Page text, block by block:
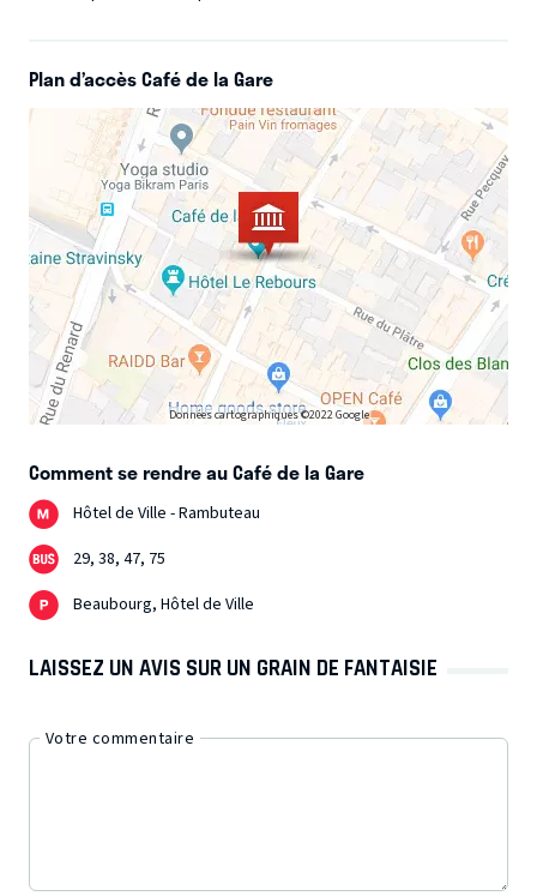
Plan d’accès Café de la Gare
Données cartographiques ©2022 Google
Comment se rendre au Café de la Gare
Hôtel de Ville - Rambuteau
29, 38, 47, 75
Beaubourg, Hôtel de Ville
LAISSEZ UN AVIS SUR UN GRAIN DE FANTAISIE
Votre commentaire